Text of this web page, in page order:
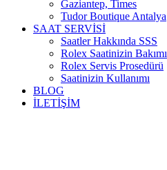
Gaziantep, Times
Tudor Boutique Antalya
SAAT SERVİSİ
Saatler Hakkında SSS
Rolex Saatinizin Bakımı
Rolex Servis Prosedürü
Saatinizin Kullanımı
BLOG
İLETİŞİM